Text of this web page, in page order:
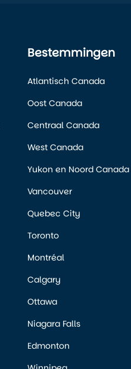
Bestemmingen
Atlantisch Canada
Oost Canada
Centraal Canada
West Canada
Yukon en Noord Canada
Vancouver
Quebec City
Toronto
Montréal
Calgary
Ottawa
Niagara Falls
Edmonton